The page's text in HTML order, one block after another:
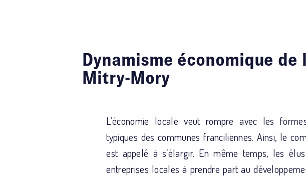
Dynamisme économique de
Mitry-Mory
L’économie locale veut rompre avec les formes
typiques des communes franciliennes. Ainsi, le
est appelé à s’élargir. En même temps, les
entreprises locales à prendre part au